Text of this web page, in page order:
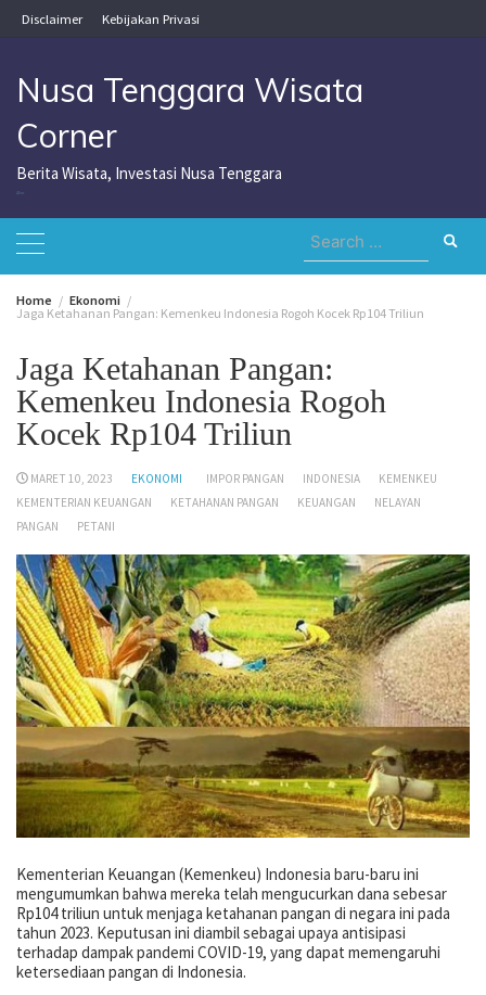
Skip
to
Disclaimer Kebijakan Privasi
Nusa Tenggara Wisata
Corner
Berita Wisata, Investasi Nusa Tenggara
Search
for:
Home
Ekonomi
Jaga Ketahanan Pangan: Kemenkeu Indonesia Rogoh Kocek Rp104 Triliun
Jaga Ketahanan Pangan:
Kemenkeu Indonesia Rogoh
Kocek Rp104 Triliun
MARET 10, 2023 EKONOMI IMPOR PANGAN INDONESIA
KEMENKEU
KEMENTERIAN KEUANGAN
KETAHANAN PANGAN KEUANGAN
NELAYAN
PANGAN
PETANI
Kementerian Keuangan (Kemenkeu) Indonesia baru-baru ini
mengumumkan bahwa mereka telah mengucurkan dana sebesar
Rp104 triliun untuk menjaga ketahanan pangan di negara ini pada
tahun 2023. Keputusan ini diambil sebagai upaya antisipasi
terhadap dampak pandemi COVID-19, yang dapat memengaruhi
ketersediaan pangan di Indonesia.